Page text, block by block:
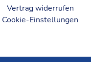
Vertrag widerrufen
Cookie-Einstellungen